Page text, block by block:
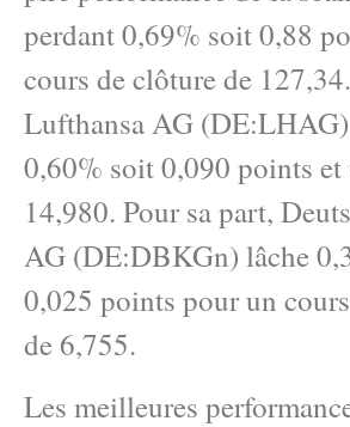
perdant 0,69% soit 0,88
cours de clôture de
Lufthansa AG
0,60% soit 0,090 points et
14,980. Pour sa part,
AG (DE:DBKGn) lâche
0,025 points pour un
de 6,755.
Les meilleures